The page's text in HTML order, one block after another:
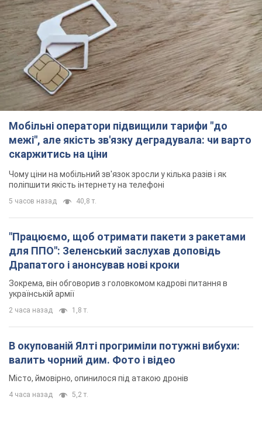
Мобільні оператори підвищили тарифи "до
межі", але якість зв'язку деградувала: чи варто
скаржитись на ціни
Чому ціни на мобільний зв'язок зросли у кілька разів і як
поліпшити якість інтернету на телефоні
5 часов назад 40,8 т.
"Працюємо, щоб отримати пакети з ракетами
для ППО": Зеленський заслухав доповідь
Драпатого і анонсував нові кроки
Зокрема, він обговорив з головкомом кадрові питання в
українській армії
2 часа назад 1,8 т.
В окупованій Ялті прогриміли потужні вибухи:
валить чорний дим. Фото і відео
Місто, ймовірно, опинилося під атакою дронів
4 часа назад 5,2 т.